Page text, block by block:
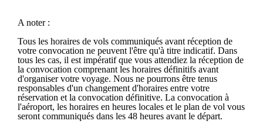
A noter :
Tous les horaires de vols communiqués avant réception de
votre convocation ne peuvent l'être qu'à titre indicatif. Dans
tous les cas, il est impératif que vous attendiez la réception de
la convocation comprenant les horaires définitifs avant
d'organiser votre voyage. Nous ne pourrons être tenus
responsables d'un changement d'horaires entre votre
réservation et la convocation définitive. La convocation à
l'aéroport, les horaires en heures locales et le plan de vol vous
seront communiqués dans les 48 heures avant le départ.